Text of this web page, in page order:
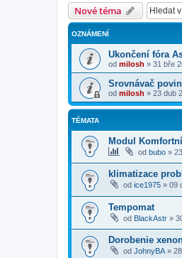
Nové téma
OZNÁMENÍ
Ukončení fóra
od milosh » 31 bře
Srovnávač
od milosh » 23 dub
TÉMATA
Modul
od bubo »
klimatizace
od ice1975 » 09
Tempomat
od BlackAstr »
Dorobenie
od JohnyBA»